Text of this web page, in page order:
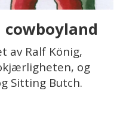
av Ralf König,
og
Sitting Butch.